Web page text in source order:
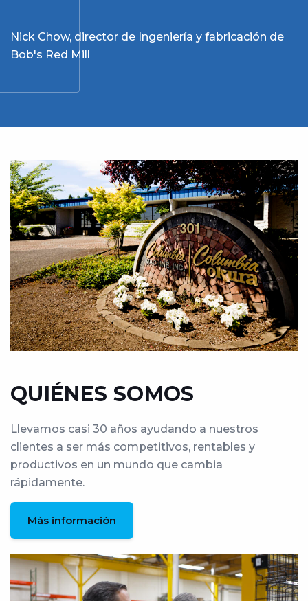
Nick Chow, director de Ingeniería y fabricación de
Bob's Red Mill
QUIÉNES SOMOS
Llevamos casi 30 años ayudando a nuestros
clientes a ser más competitivos, rentables y
productivos en un mundo que cambia
rápidamente.
Más información